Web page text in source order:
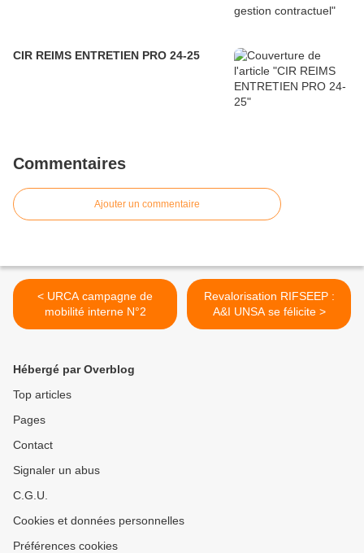
CIR REIMS ENTRETIEN PRO 24-25
Commentaires
Ajouter un commentaire
< URCA campagne de
mobilité interne N°2
Revalorisation RIFSEEP :
A&I UNSA se félicite >
Hébergé par Overblog
Top articles
Pages
Contact
Signaler un abus
C.G.U.
Cookies et données personnelles
Préférences cookies